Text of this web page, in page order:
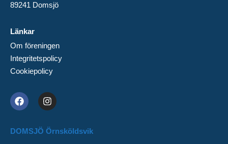
89241 Domsjö
Länkar
Om föreningen
Integritetspolicy
Cookiepolicy
DOMSJÖ Örnsköldsvik